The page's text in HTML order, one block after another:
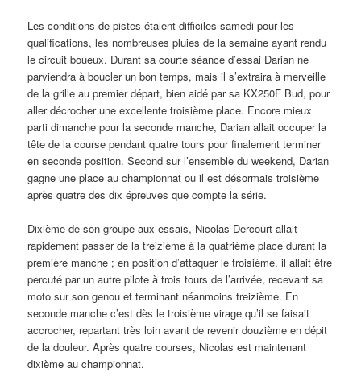
Les conditions de pistes étaient difficiles samedi pour les
qualifications, les nombreuses pluies de la semaine ayant rendu
le circuit boueux. Durant sa courte séance d’essai Darian ne
parviendra à boucler un bon temps, mais il s’extraira à merveille
de la grille au premier départ, bien aidé par sa KX250F Bud, pour
aller décrocher une excellente troisième place. Encore mieux
parti dimanche pour la seconde manche, Darian allait occuper la
tête de la course pendant quatre tours pour finalement terminer
en seconde position. Second sur l’ensemble du weekend, Darian
gagne une place au championnat ou il est désormais troisième
après quatre des dix épreuves que compte la série.
Dixième de son groupe aux essais, Nicolas Dercourt allait
rapidement passer de la treizième à la quatrième place durant la
première manche ; en position d’attaquer le troisième, il allait être
percuté par un autre pilote à trois tours de l’arrivée, recevant sa
moto sur son genou et terminant néanmoins treizième. En
seconde manche c’est dès le troisième virage qu’il se faisait
accrocher, repartant très loin avant de revenir douzième en dépit
de la douleur. Après quatre courses, Nicolas est maintenant
dixième au championnat.